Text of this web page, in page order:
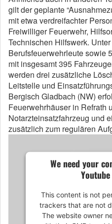
gilt der geplante
mit etwa verdreifachter
Freiwilliger Feuerwehr,
Technischen Hilfswerk.
Berufsfeuerwehrleute sowie
mit insgesamt 395
werden drei zusätzliche
Leitstelle und
Bergisch Gladbach (NW)
Feuerwehrhäuser in Refrath
Notarzteinsatzfahrzeug und
zusätzlich zum regulären
We need your
This content is not
trackers that are not
The website owner